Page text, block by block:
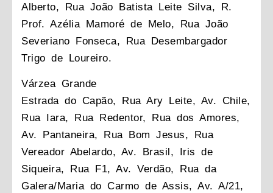
Alberto, Rua João Batista Leite Silva, R.
Prof. Azélia Mamoré de Melo, Rua João
Severiano Fonseca, Rua Desembargador
Trigo de Loureiro.
Várzea Grande
Estrada do Capão, Rua Ary Leite, Av. Chile,
Rua Iara, Rua Redentor, Rua dos Amores,
Av. Pantaneira, Rua Bom Jesus, Rua
Vereador Abelardo, Av. Brasil, Iris de
Siqueira, Rua F1, Av. Verdão, Rua da
Galera/Maria do Carmo de Assis, Av. A/21,